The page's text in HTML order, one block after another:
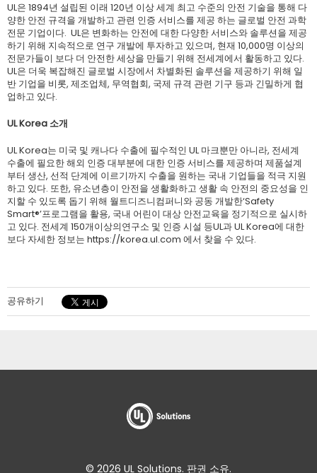
UL은 1894년 설립된 이래 120년 이상 세계 최고 수준의 안전 기술을 통해 다
양한 안전 규격을 개발하고 관련 인증 서비스를 제공 하는 글로벌 안전 과학
전문 기업이다. UL은 변화하는 안전에 대한 다양한 서비스와 솔루션을 제공
하기 위해 지속적으로 연구 개발에 투자하고 있으며, 현재 10,000명 이상의
전문가들이 보다 더 안전한 세상을 만들기 위해 전세계에서 활동하고 있다.
UL은 더욱 복잡해진 글로벌 시장에서 차별화된 솔루션을 제공하기 위해 일
반 기업을 비롯, 제조업체, 무역협회, 국제 규격 관련 기구 등과 긴밀하게 협
업하고 있다.
UL Korea 소개
UL Korea는 미국 및 캐나다 수출에 필수적인 UL 마크뿐만 아니라, 전세계
수출에 필요한 해외 인증 대부분에 대한 인증 서비스를 제공하며 제품설계
부터 생산, 선적 단계에 이르기까지 수출을 원하는 국내 기업들을 적극 지원
하고 있다. 또한, 유소년층이 안전을 생활화하고 생활 속 안전의 중요성을 인
지할 수 있도록 돕기 위해 월트디즈니컴퍼니와 공동 개발한‘Safety
Smart®’프로그램을 활용, 국내 어린이 대상 안전교육을 정기적으로 실시하
고 있다. 전세계 150개이상의연구소 및 인증 시설 등UL과 UL Korea에 대한
보다 자세한 정보는 https://korea.ul.com 에서 찾을 수 있다.
공유하기
© 2026 UL Solutions. 판권 소유.